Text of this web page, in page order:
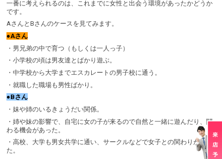
一番に考えられるのは、これまでに女性と出会う環境があったかどうか
です。
AさんとBさんのケースを見てみます。
●Aさん
・男兄弟の中で育つ（もしくは一人っ子）
・小学校の頃は男友達とばかり遊ぶ。
・中学校から大学までエスカレートの男子校に通う。
・就職した職場も男性ばかり。
●Bさん
・妹や姉のいるきょうだい関係。
・姉や妹の影響で、自宅に女の子が来るので自然と一緒に遊んだり、関
わる機会があった。
・高校、大学も男女共学に通い、サークルなどで女子との関わりがあっ
た。